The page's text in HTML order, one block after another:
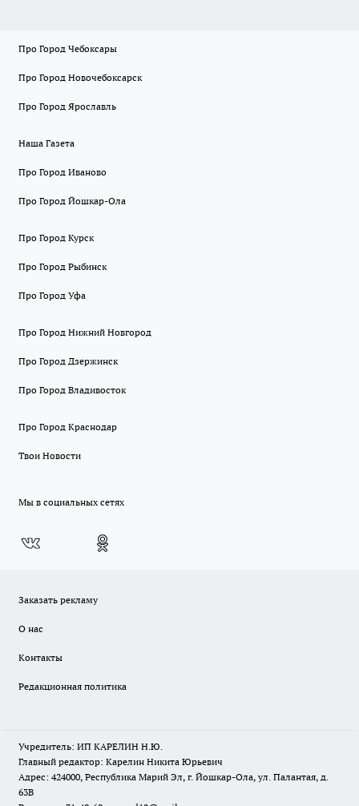
Про Город Чебоксары
Про Город Новочебоксарск
Про Город Ярославль
Наша Газета
Про Город Иваново
Про Город Йошкар-Ола
Про Город Курск
Про Город Рыбинск
Про Город Уфа
Про Город Нижний Новгород
Про Город Дзержинск
Про Город Владивосток
Про Город Краснодар
Твои Новости
Мы в социальных сетях
Заказать рекламу
О нас
Контакты
Редакционная политика
Учредитель: ИП КАРЕЛИН Н.Ю.
Главный редактор: Карелин Никита Юрьевич
Адрес: 424000, Республика Марий Эл, г. Йошкар-Ола, ул. Палантая, д.
63В